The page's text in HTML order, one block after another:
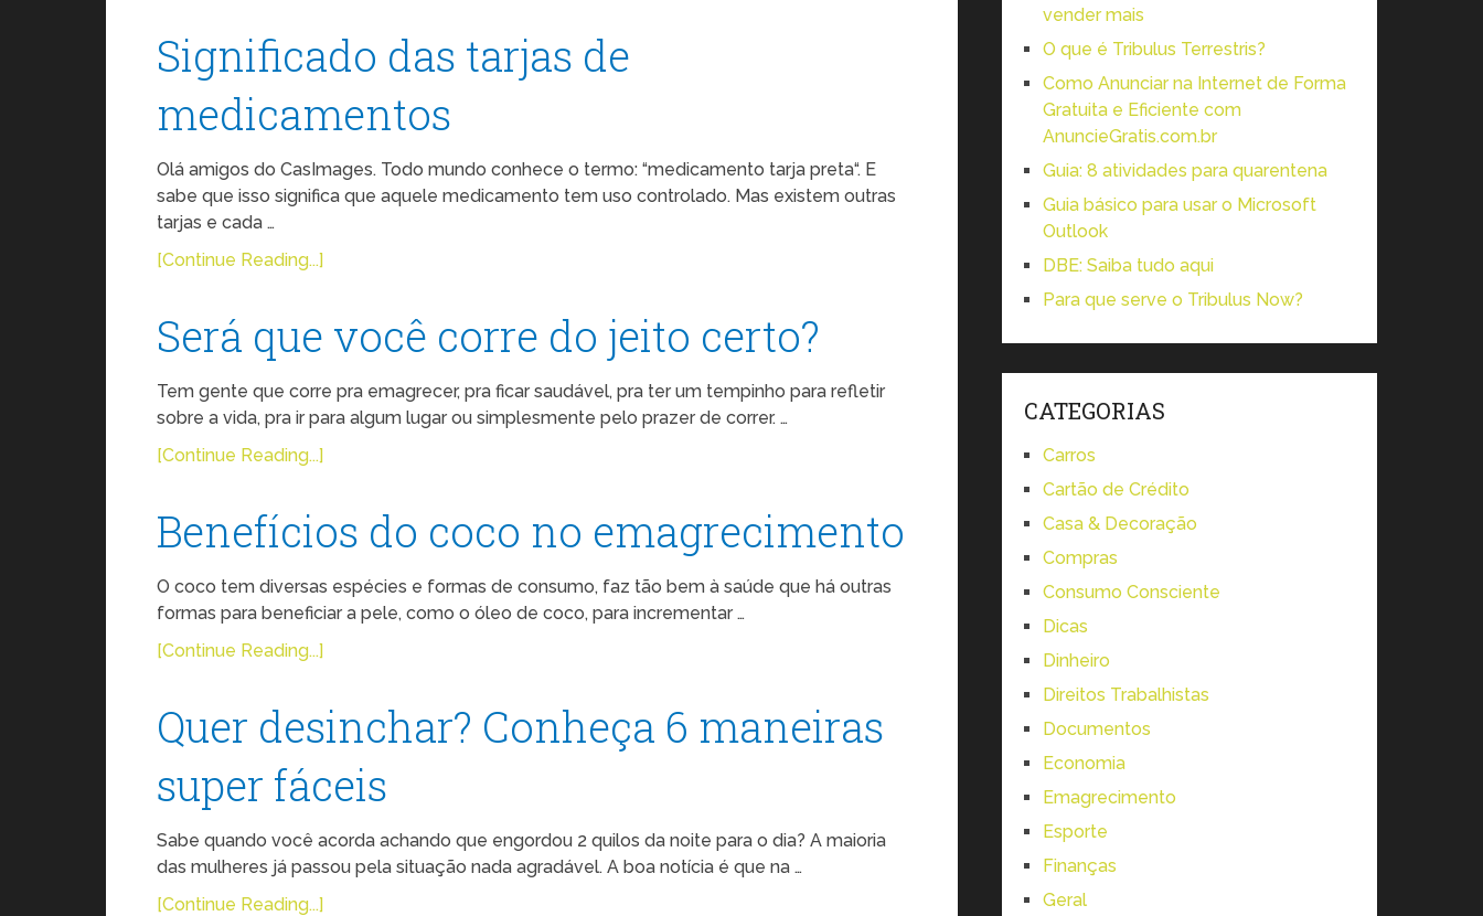
Significado das tarjas de
medicamentos
Olá amigos do CasImages. Todo mundo conhece o termo: “medicamento tarja preta“. E
sabe que isso significa que aquele medicamento tem uso controlado. Mas existem outras
tarjas e cada …
[Continue Reading...]
Será que você corre do jeito certo?
Tem gente que corre pra emagrecer, pra ficar saudável, pra ter um tempinho para refletir
sobre a vida, pra ir para algum lugar ou simplesmente pelo prazer de correr. …
[Continue Reading...]
Benefícios do coco no emagrecimento
O coco tem diversas espécies e formas de consumo, faz tão bem à saúde que há outras
formas para beneficiar a pele, como o óleo de coco, para incrementar …
[Continue Reading...]
Quer desinchar? Conheça 6 maneiras
super fáceis
Sabe quando você acorda achando que engordou 2 quilos da noite para o dia? A maioria
das mulheres já passou pela situação nada agradável. A boa notícia é que na …
[Continue Reading...]
vender mais
O que é Tribulus Terrestris?
Como Anunciar na Internet de Forma
Gratuita e Eficiente com
AnuncieGratis.com.br
Guia: 8 atividades para quarentena
Guia básico para usar o Microsoft
Outlook
DBE: Saiba tudo aqui
Para que serve o Tribulus Now?
CATEGORIAS
Carros
Cartão de Crédito
Casa & Decoração
Compras
Consumo Consciente
Dicas
Dinheiro
Direitos Trabalhistas
Documentos
Economia
Emagrecimento
Esporte
Finanças
Geral